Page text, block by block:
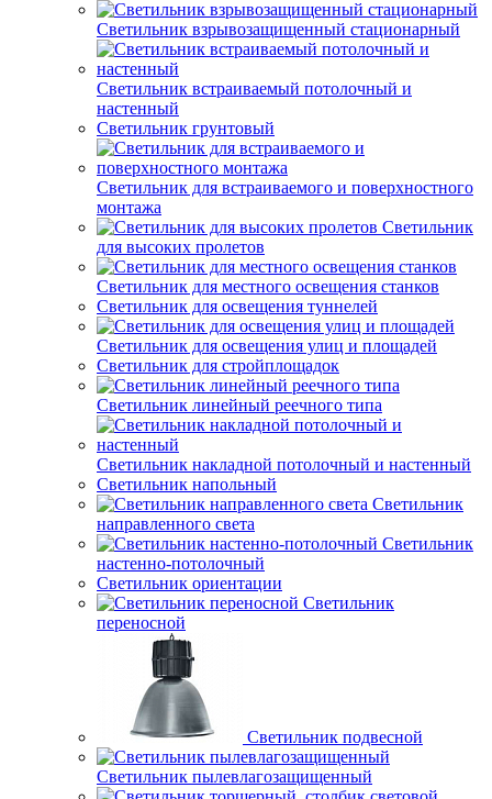
Светильник взрывозащищенный стационарный
Светильник встраиваемый потолочный и
настенный
Светильник грунтовый
Светильник для встраиваемого и поверхностного
монтажа
Светильник
для высоких пролетов
Светильник для местного освещения станков
Светильник для освещения туннелей
Светильник для освещения улиц и площадей
Светильник для стройплощадок
Светильник линейный реечного типа
Светильник накладной потолочный и настенный
Светильник напольный
Светильник
направленного света
Светильник
настенно-потолочный
Светильник ориентации
Светильник
переносной
Светильник подвесной
Светильник пылевлагозащищенный